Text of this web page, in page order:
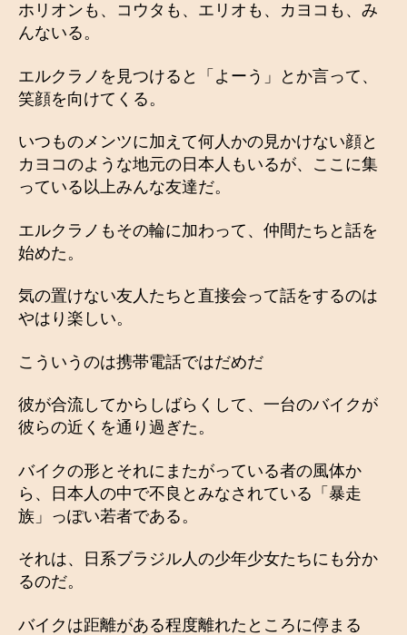
ホリオンも、コウタも、エリオも、カヨコも、み
んないる。
エルクラノを見つけると「よーう」とか言って、
笑顔を向けてくる。
いつものメンツに加えて何人かの見かけない顔と
カヨコのような地元の日本人もいるが、ここに集
っている以上みんな友達だ。
エルクラノもその輪に加わって、仲間たちと話を
始めた。
気の置けない友人たちと直接会って話をするのは
やはり楽しい。
こういうのは携帯電話ではだめだ
彼が合流してからしばらくして、一台のバイクが
彼らの近くを通り過ぎた。
バイクの形とそれにまたがっている者の風体か
ら、日本人の中で不良とみなされている「暴走
族」っぽい若者である。
それは、日系ブラジル人の少年少女たちにも分か
るのだ。
バイクは距離がある程度離れたところに停まる